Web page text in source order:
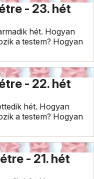
- 23. hét
hét. Hogyan
a testem? Hogyan
- 22. hét
hét. Hogyan
a testem? Hogyan
- 21. hét